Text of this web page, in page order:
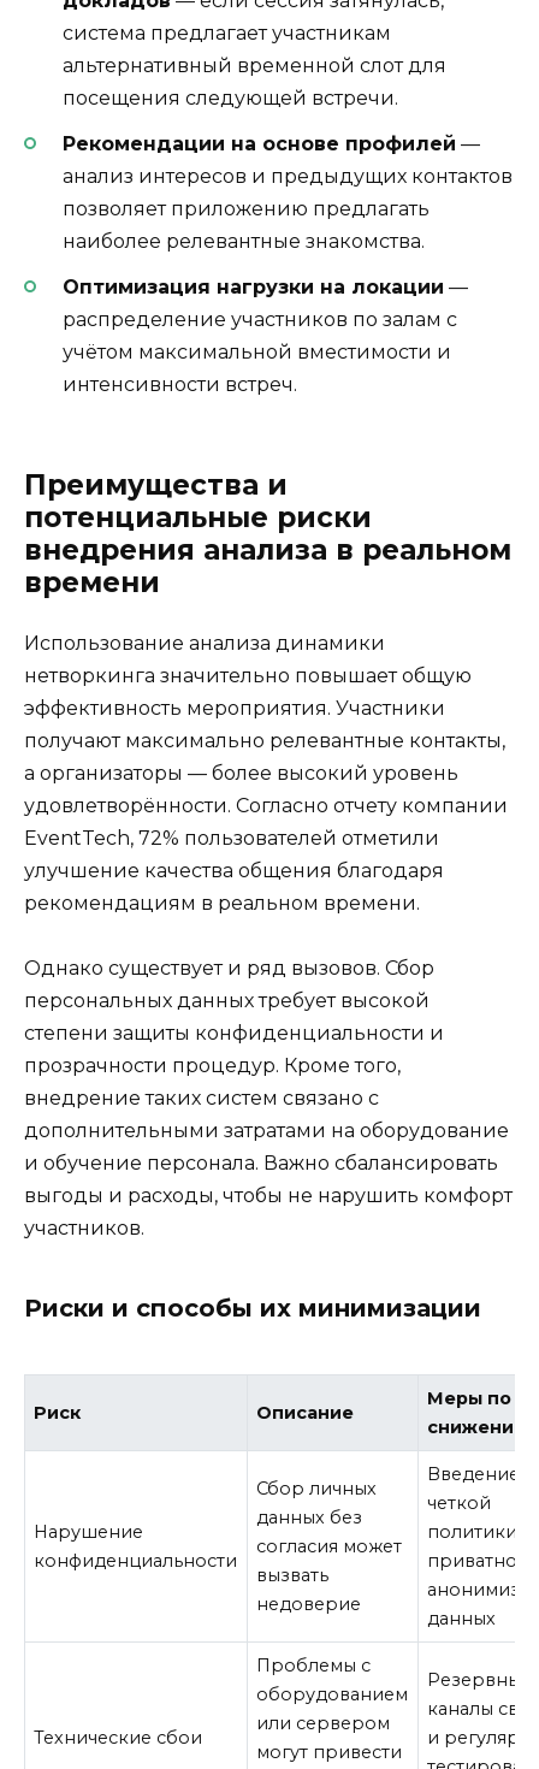
система предлагает участникам
альтернативный временной слот для
посещения следующей встречи.
Рекомендации на основе профилей —
анализ интересов и предыдущих контактов
позволяет приложению предлагать
наиболее релевантные знакомства.
Оптимизация нагрузки на локации —
распределение участников по залам с
учётом максимальной вместимости и
интенсивности встреч.
Преимущества и
потенциальные риски
внедрения анализа в реальном
времени
Использование анализа динамики
нетворкинга значительно повышает общую
эффективность мероприятия. Участники
получают максимально релевантные контакты,
а организаторы — более высокий уровень
удовлетворённости. Согласно отчету компании
EventTech, 72% пользователей отметили
улучшение качества общения благодаря
рекомендациям в реальном времени.
Однако существует и ряд вызовов. Сбор
персональных данных требует высокой
степени защиты конфиденциальности и
прозрачности процедур. Кроме того,
внедрение таких систем связано с
дополнительными затратами на оборудование
и обучение персонала. Важно сбалансировать
выгоды и расходы, чтобы не нарушить комфорт
участников.
Риски и способы их минимизации
Риск Описание
Меры по
снижению
Нарушение
конфиденциальности
Сбор личных
данных без
согласия может
вызвать
недоверие
Введение
четкой
политики
данных
Технические сбои
Проблемы с
оборудованием
или сервером
могут привести
Резервные
каналы
и